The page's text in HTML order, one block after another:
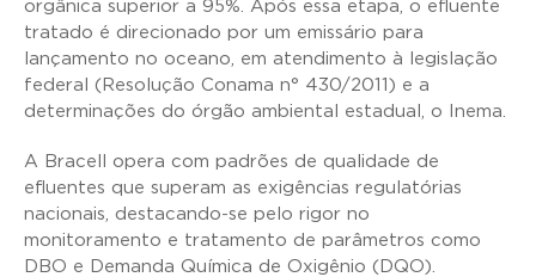
orgânica superior a 95%. Após essa etapa, o efluente
tratado é direcionado por um emissário para
lançamento no oceano, em atendimento à legislação
federal (Resolução Conama n° 430/2011) e a
determinações do órgão ambiental estadual, o Inema.
A Bracell opera com padrões de qualidade de
efluentes que superam as exigências regulatórias
nacionais, destacando-se pelo rigor no
monitoramento e tratamento de parâmetros como
DBO e Demanda Química de Oxigênio (DQO).